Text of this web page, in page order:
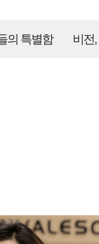
의 특별함 비전